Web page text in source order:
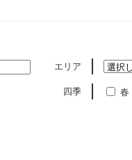
エリア
四季 春